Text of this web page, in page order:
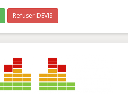
Refuser DEVIS